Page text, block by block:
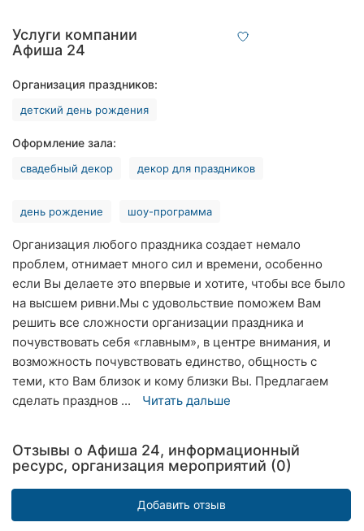
Тернополь
Ровно
Одесса
Харьков
Запорожье
Днепр
Львов
Кривой
Николаев
Херсон
Полтава
Услуги компании
Афиша 24
Организация праздников:
детский день рождения
Оформление зала:
свадебный декор декор для праздников
день рождение шоу-программа
Организация любого праздника создает немало
проблем, отнимает много сил и времени, особенно
если Вы делаете это впервые и хотите, чтобы все было
на высшем ривни.Мы с удовольствие поможем Вам
решить все сложности организации праздника и
почувствовать себя «главным», в центре внимания, и
возможность почувствовать единство, общность с
теми, кто Вам близок и кому близки Вы. Предлагаем
сделать празднов ...
Читать дальше
Отзывы о Афиша 24, информационный
ресурс, организация мероприятий (0)
Добавить отзыв